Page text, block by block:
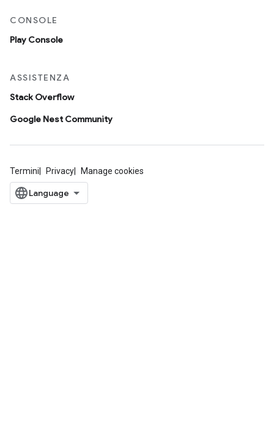
CONSOLE
Play Console
ASSISTENZA
Stack Overflow
Google Nest Community
Termini Privacy Manage cookies